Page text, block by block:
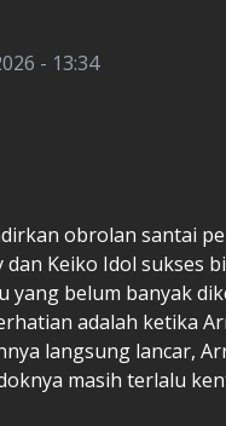
- 13:34
obrolan santai
Keiko Idol sukses
yang belum banyak
adalah ketika
langsung lancar,
masih terlalu